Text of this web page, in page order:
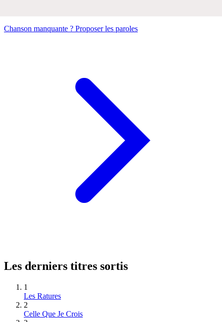
Chanson manquante ? Proposer les paroles
Les derniers titres sortis
1
Les Ratures
2
Celle Que Je Crois